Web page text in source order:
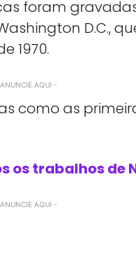
foram
D.C.,
1970.
AQUI -
como as
os trabalhos de
AQUI -